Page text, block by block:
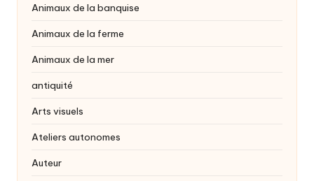
Animaux de la banquise
Animaux de la ferme
Animaux de la mer
antiquité
Arts visuels
Ateliers autonomes
Auteur